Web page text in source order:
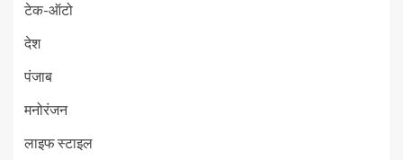
टेक-ऑटो
देश
पंजाब
मनोरंजन
लाइफ स्टाइल